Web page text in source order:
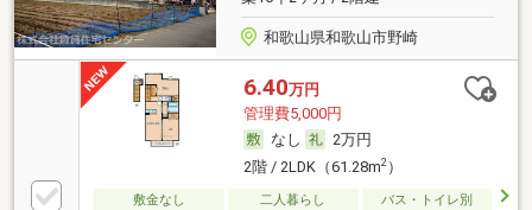
和歌山県和歌山市野崎
6.40万円
管理費5,000円
なし
2万円
2階 / 2LDK（61.28m2）
敷金なし 二人暮らし
バス・トイレ別